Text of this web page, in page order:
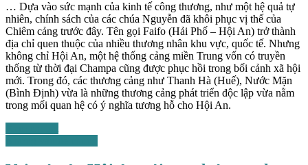
… Dựa vào sức mạnh của kinh tế công thương, như một hệ quả tự
nhiên, chính sách của các chúa Nguyễn đã khôi phục vị thế của
Chiêm cảng trước đây. Tên gọi Faifo (Hải Phố – Hội An) trở thành
địa chỉ quen thuộc của nhiều thương nhân khu vực, quốc tế. Nhưng
không chỉ Hội An, một hệ thống cảng miền Trung vốn có truyền
thống từ thời đại Champa cũng được phục hồi trong bối cảnh xã hội
mới. Trong đó, các thương cảng như Thanh Hà (Huế), Nước Mặn
(Bình Định) vừa là những thương cảng phát triển độc lập vừa nằm
trong mối quan hệ có ý nghĩa tương hỗ cho Hội An.